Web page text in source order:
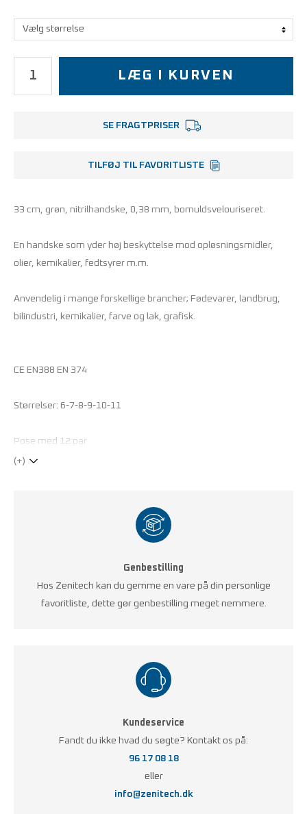
LÆG I KURVEN
SE FRAGTPRISER
TILFØJ TIL FAVORITLISTE
33 cm, grøn, nitrilhandske, 0,38 mm, bomuldsvelouriseret.
En handske som yder høj beskyttelse mod opløsningsmidler,
olier, kemikalier, fedtsyrer m.m.
Anvendelig i mange forskellige brancher; Fødevarer, landbrug,
bilindustri, kemikalier, farve og lak, grafisk.
CE EN388 EN 374
Størrelser: 6-7-8-9-10-11
Pose med 12 par
(+)
Genbestilling
Hos Zenitech kan du gemme en vare på din personlige
favoritliste, dette gør genbestilling meget nemmere.
Kundeservice
Fandt du ikke hvad du søgte? Kontakt os på:
96 17 08 18
eller
info@zenitech.dk